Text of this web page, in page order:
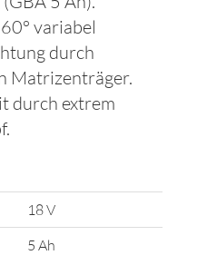
variabel
durch
Matrizenträger.
durch extrem
18 V
5 Ah